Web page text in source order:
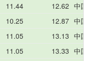
11.44 12.62 中国
10.25 12.87 中国
11.05 13.13 中国
11.05 13.33 中国